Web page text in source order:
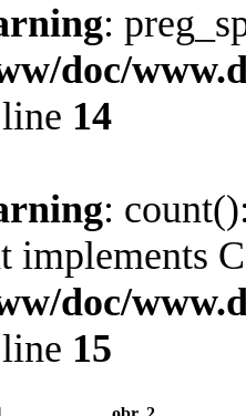
:
doc/
14
:
implements
doc/
15